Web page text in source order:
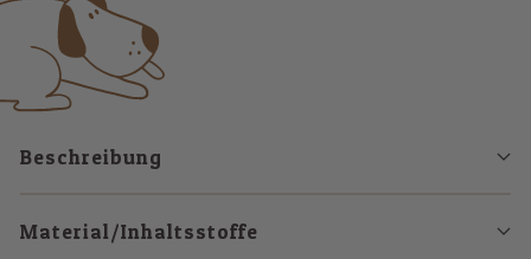
Beschreibung
Material/Inhaltsstoffe